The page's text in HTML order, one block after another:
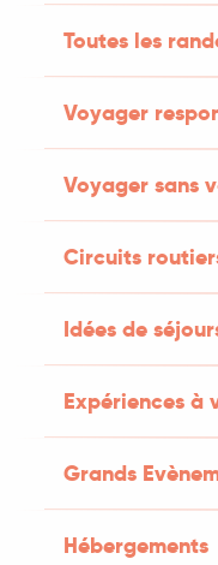
Toutes les
Voyager
Voyager sans
Circuits
Idées de
Expériences à
Grands
Hébergements
à 608m
DE